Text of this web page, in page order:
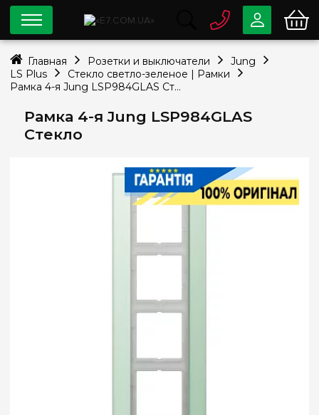
Рамка 4-я Jung LSP984GLAS
Стекло
0 80033-63-07
Бесплатно
info@e7.com.ua
Viber Telegram
Главная Розетки и выключатели
Jung
LS Plus
Стекло светло-зеленое | Рамки
Рамка 4-я Jung LSP984GLAS Стекло